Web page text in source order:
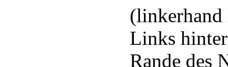
(linkerhand
Links
Rande des